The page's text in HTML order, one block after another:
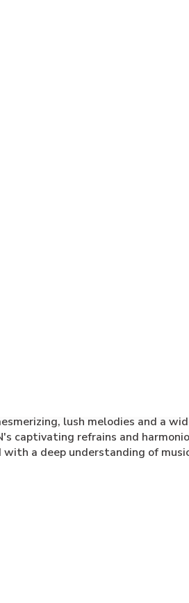
lush melodies and a
captivating refrains and
a deep understanding of